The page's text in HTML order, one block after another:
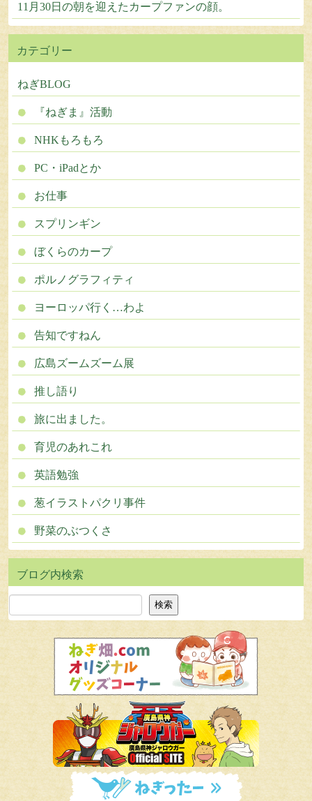
11月30日の朝を迎えたカープファンの顔。
カテゴリー
ねぎBLOG
『ねぎま』活動
NHKもろもろ
PC・iPadとか
お仕事
スプリンギン
ぼくらのカープ
ポルノグラフィティ
ヨーロッパ行く…わよ
告知ですねん
広島ズームズーム展
推し語り
旅に出ました。
育児のあれこれ
英語勉強
葱イラストパクリ事件
野菜のぶつくさ
検索 検索